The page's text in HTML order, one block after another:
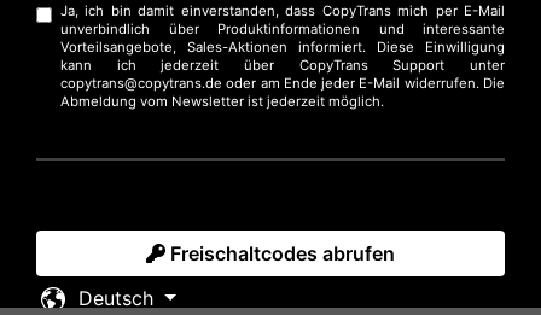
Ja, ich bin damit einverstanden, dass CopyTrans mich per E-Mail
unverbindlich über Produktinformationen und interessante
Vorteilsangebote, Sales-Aktionen informiert. Diese Einwilligung
kann ich jederzeit über CopyTrans Support unter
copytrans@copytrans.de oder am Ende jeder E-Mail widerrufen. Die
Abmeldung vom Newsletter ist jederzeit möglich.
Freischaltcodes abrufen
Deutsch